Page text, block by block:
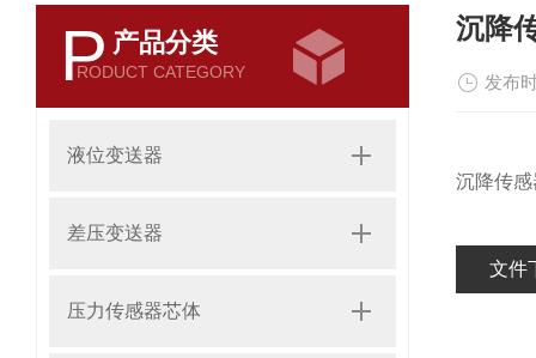
P 产品分类
RODUCT CATEGORY
液位变送器
差压变送器
压力传感器芯体
沉降
发布
沉降传
文件